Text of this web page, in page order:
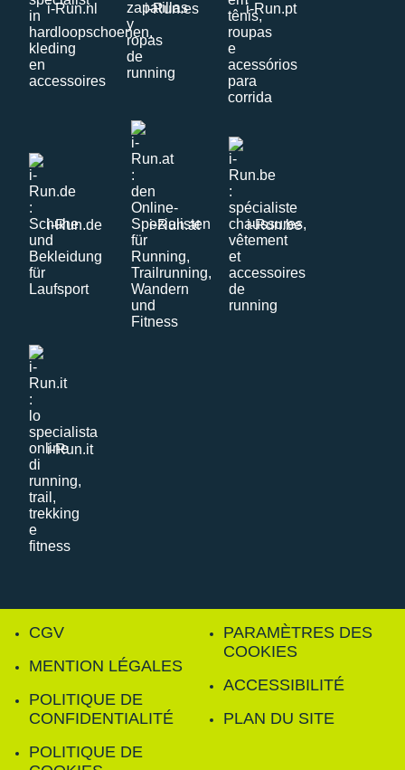
i-Run.nl i-Run.es i-Run.pt
i-Run.de i-Run.at i-Run.be
i-Run.it
CGV
MENTION LÉGALES
POLITIQUE DE
CONFIDENTIALITÉ
POLITIQUE DE
PARAMÈTRES DES
COOKIES
ACCESSIBILITÉ
PLAN DU SITE